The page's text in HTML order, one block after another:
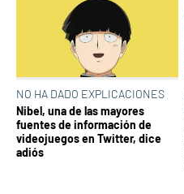
NO HA DADO EXPLICACIONES
Nibel, una de las mayores
fuentes de información de
videojuegos en Twitter, dice
adiós